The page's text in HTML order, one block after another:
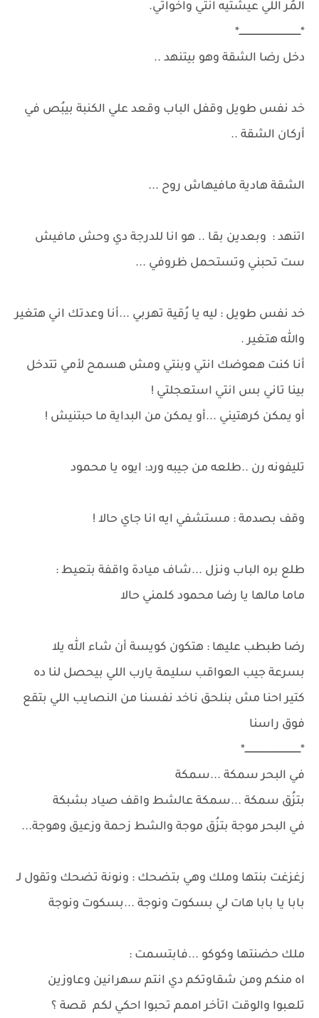
المُر اللي عيشتيه انتي واخواتي.
*ـــــــــــــــــــــــــــــــــــــــــــ*
دخل رضا الشقة وهو بيتنهد ..
خد نفس طويل وقفل الباب وقعد علي الكنبة بيبُص في
أركان الشقة ..
الشقة هادية مافيهاش روح ...
اتنهد : وبعدين بقا .. هو انا للدرجة دي وحش مافيش
ست تحبني وتستحمل ظروفي ...
خد نفس طويل : ليه يا رُقية تهربي ...أنا وعدتك اني هتغير
والله هتغير .
أنا كنت هعوضك انتي وبنتي ومش هسمح لأمي تتدخل
بينا تاني بس انتي استعجلتي !
أو يمكن كرهتيني ...أو يمكن من البداية ما حبتنيش !
تليفونه رن ..طلعه من جيبه ورد: ايوه يا محمود
وقف بصدمة : مستشفي ايه انا جاي حالا !
طلع بره الباب ونزل ...شاف ميادة واقفة بتعيط :
ماما مالها يا رضا محمود كلمني حالا
رضا طبطب عليها : هتكون كويسة أن شاء الله يلا
بسرعة جيب العواقب سليمة يارب اللي بيحصل لنا ده
كتير احنا مش بنلحق ناخد نفسنا من النصايب اللي بتقع
فوق راسنا
*ـــــــــــــــــــــــــــــــــــــــ*
في البحر سمكة ...سمكة
بتزُق سمكة ...سمكة عالشط واقف صياد بشبكة
في البحر موجة بتزُق موجة والشط زحمة وزعيق وهوجة...
زغزغت بنتها وملك وهي بتضحك : ونونة تضحك وتقول لـ
بابا يا بابا هات لي بسكوت ونوجة ...بسكوت ونوجة
ملك حضنتها وكوكو ...فابتسمت :
اه منكم ومن شقاوتكم دي انتم سهرانين وعاوزين
تلعبوا والوقت اتأخر اممم تحبوا احكي لكم قصة ؟